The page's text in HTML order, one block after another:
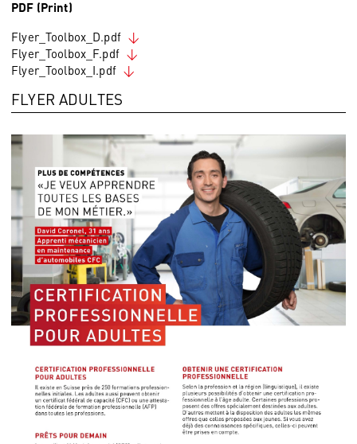
PDF (Print)
Flyer_Toolbox_D.pdf
Flyer_Toolbox_F.pdf
Flyer_Toolbox_I.pdf
FLYER ADULTES